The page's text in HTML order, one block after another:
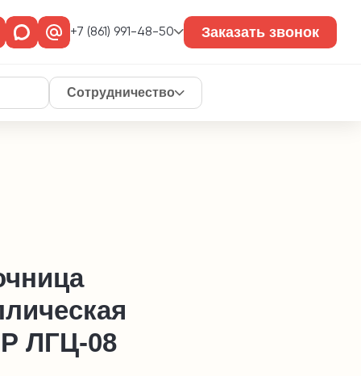
+7 (861) 991-48-50 Заказать звонок
Сотрудничество
ЛГЦ-08